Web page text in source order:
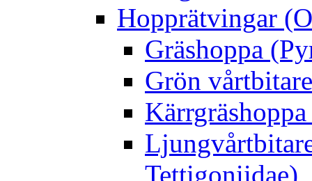
Hopprätvingar
Gräshoppa
Grön
Tettigoniidae)